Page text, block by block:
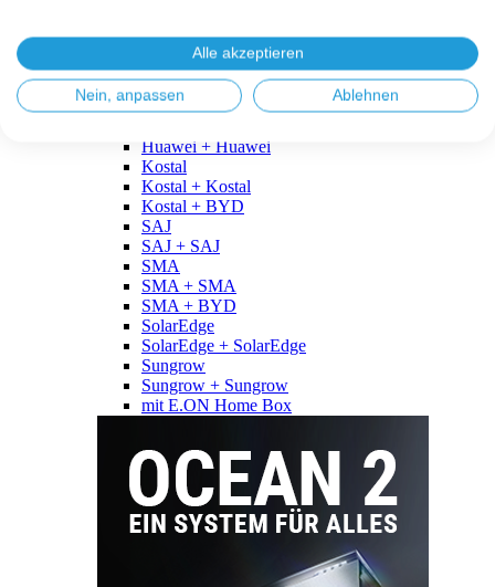
Fronius + BYD
GoodWe
GoodWe + GoodWe
GoodWe + BYD
Huawei + Huawei
Kostal
Kostal + Kostal
Kostal + BYD
SAJ
SAJ + SAJ
SMA
SMA + SMA
SMA + BYD
SolarEdge
SolarEdge + SolarEdge
Sungrow
Sungrow + Sungrow
mit E.ON Home Box
Alle akzeptieren
Nein, anpassen Ablehnen